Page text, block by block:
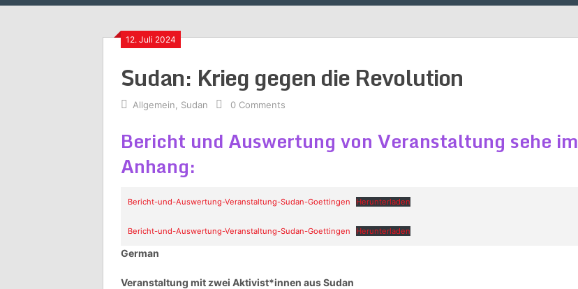
12. Juli 2024
Sudan: Krieg gegen die Revolution
Allgemein Sudan 0 Comments
Bericht und Auswertung von Veranstaltung sehe im
Anhang:
Bericht-und-Auswertung-Veranstaltung-Sudan-Goettingen Herunterladen
Bericht-und-Auswertung-Veranstaltung-Sudan-Goettingen Herunterladen
German
Veranstaltung mit zwei Aktivist*innen aus Sudan